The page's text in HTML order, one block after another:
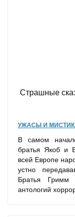
Страшные
УЖАСЫ И
В самом
братья Якоб и
всей Европе
устно
Братья Гримм
антологий